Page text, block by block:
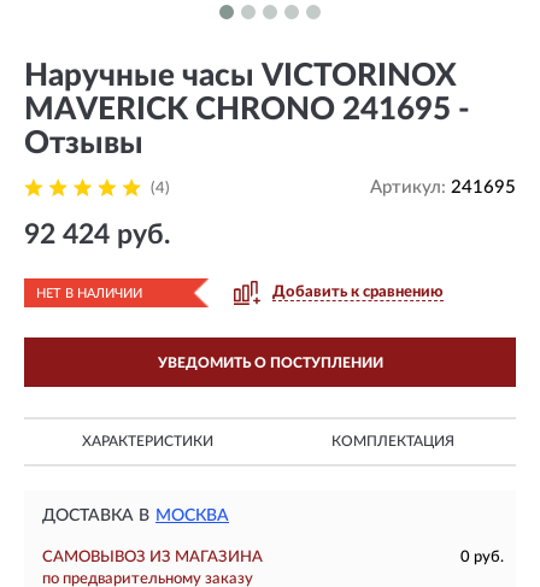
Наручные часы VICTORINOX
MAVERICK CHRONO 241695 -
Отзывы
(4) Артикул: 241695
92 424 руб.
НЕТ В НАЛИЧИИ Добавить к сравнению
УВЕДОМИТЬ О ПОСТУПЛЕНИИ
ХАРАКТЕРИСТИКИ КОМПЛЕКТАЦИЯ
ДОСТАВКА В МОСКВА
САМОВЫВОЗ ИЗ МАГАЗИНА
0 руб.
по предварительному заказу